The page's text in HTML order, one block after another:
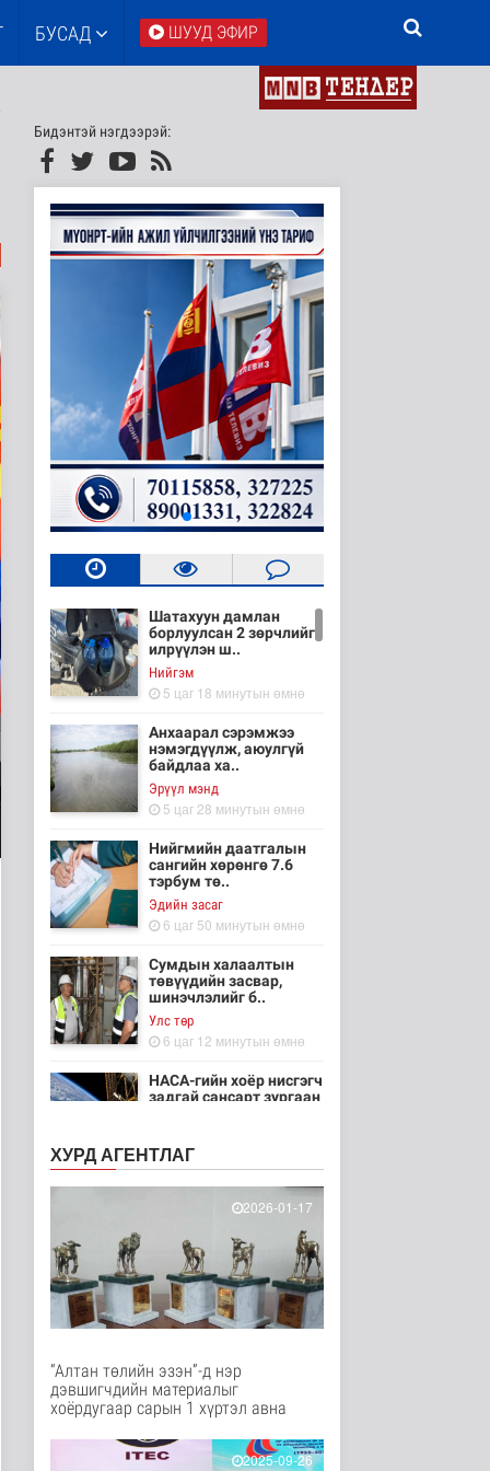
БУСАД ШУУД ЭФИР
Бидэнтэй нэгдээрэй:
Шатахуун дамлан
борлуулсан 2 зөрчлийг
илрүүлэн ш..
Нийгэм
5 цаг 18 минутын өмнө
Анхаарал сэрэмжээ
нэмэгдүүлж, аюулгүй
байдлаа ха..
Эрүүл мэнд
5 цаг 28 минутын өмнө
Нийгмийн даатгалын
сангийн хөрөнгө 7.6
тэрбум тө..
Эдийн засаг
6 цаг 50 минутын өмнө
Сумдын халаалтын
төвүүдийн засвар,
шинэчлэлийг б..
Улс төр
6 цаг 12 минутын өмнө
НАСА-гийн хоёр нисгэгч
задгай сансарт зургаан
6 цаг 28 минутын өмнө
хамгаалахын тулд
Канадын иргэд мод бэ..
Дэлхийд
7 цаг 34 минутын өмнө
ЦАГ АГААР:
Улаанбаатарт шөнөдөө
Байгаль орчин
7 цаг 54 минутын өмнө
зөрчлийг E-Mongolia
системээр да..
ХУРД АГЕНТЛАГ
2026-01-17
“Алтан төлийн эзэн”-д нэр
дэвшигчдийн материалыг
хоёрдугаар сарын 1 хүртэл авна
2025-09-26